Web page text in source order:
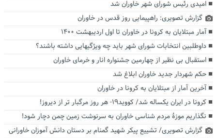
امیدی رئیس شورای شهر خاوران شد
گزارش تصویری: راهپیمایی روز قدس در خاوران
آمار مبتلایان به کرونا در خاوران تا اول اردیبهشت ۱۴۰۰
داوطلبین انتخابات شورای شهر باید چه ویژگیهایی داشته باشند؟
استقبال بی نظیر از چهارمین جشنواره انار و خرمای خاوران
حکم شهردار جدید خاوران ابلاغ شد
آخرین آمار از مبتلایان به کرونا در خاوران
کرونا در ایران یکساله شد/ کووید۱۹- هر روز مرگبار تر از دیروز!
نگذاریم موزۀ مردم شناسی خاوران به سرنوشت زمین چمن دچار شود!
گزارش تصویری/ تشییع پیکر شهید گمنام بر دستان دانش آموزان خاورانی